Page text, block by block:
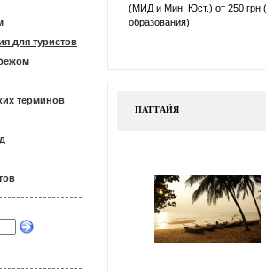
для туристов
терминов
(МИД и Мин. Юст.) от 250 грн
образования)
ПАТТАЙЯ